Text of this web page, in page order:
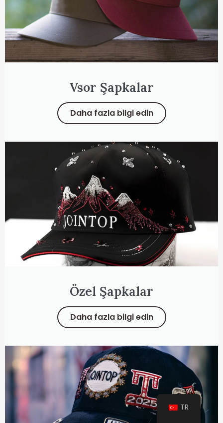
Vsor Şapkalar
Daha fazla bilgi edin
Özel Şapkalar
Daha fazla bilgi edin
TR